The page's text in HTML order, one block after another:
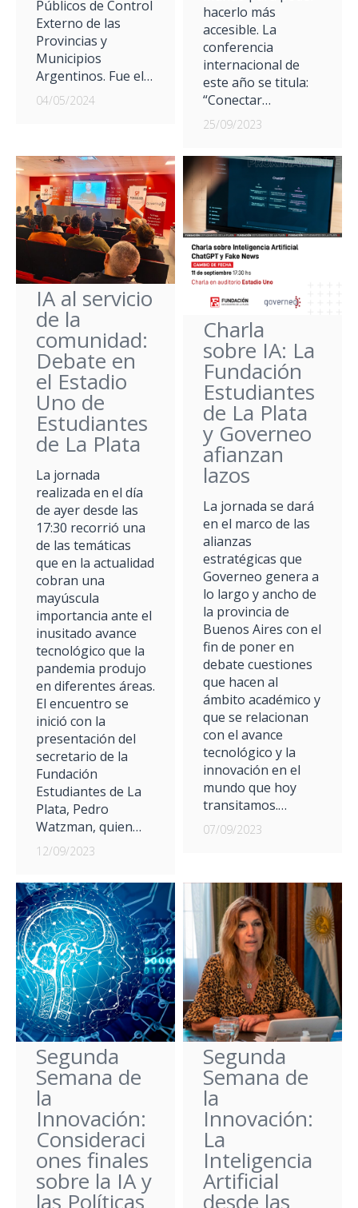
Públicos de Control
Externo de las
Provincias y
Municipios
Argentinos. Fue el…
04/05/2024
hacerlo más
accesible. La
conferencia
internacional de
este año se titula:
“Conectar…
25/09/2023
IA al servicio
de la
comunidad:
Debate en
el Estadio
Uno de
Estudiantes
de La Plata
La jornada
realizada en el día
de ayer desde las
17:30 recorrió una
de las temáticas
que en la actualidad
cobran una
mayúscula
importancia ante el
inusitado avance
tecnológico que la
pandemia produjo
en diferentes áreas.
El encuentro se
inició con la
presentación del
secretario de la
Fundación
Estudiantes de La
Plata, Pedro
Watzman, quien…
12/09/2023
Charla
sobre IA: La
Fundación
Estudiantes
de La Plata
y Governeo
afianzan
lazos
La jornada se dará
en el marco de las
alianzas
estratégicas que
Governeo genera a
lo largo y ancho de
la provincia de
Buenos Aires con el
fin de poner en
debate cuestiones
que hacen al
ámbito académico y
que se relacionan
con el avance
tecnológico y la
innovación en el
mundo que hoy
transitamos.…
07/09/2023
Segunda
Semana de
la
Innovación:
Consideraci
ones finales
sobre la IA y
las Políticas
Segunda
Semana de
la
Innovación:
La
Inteligencia
Artificial
desde las